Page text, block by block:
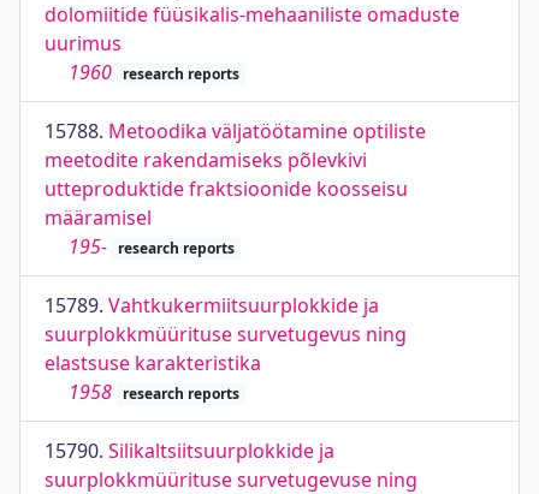
dolomiitide füüsikalis-mehaaniliste omaduste
uurimus
1960 research reports
15788. Metoodika väljatöötamine optiliste
meetodite rakendamiseks põlevkivi
utteproduktide fraktsioonide koosseisu
määramisel
195- research reports
15789. Vahtkukermiitsuurplokkide ja
suurplokkmüürituse survetugevus ning
elastsuse karakteristika
1958 research reports
15790. Silikaltsiitsuurplokkide ja
suurplokkmüürituse survetugevuse ning